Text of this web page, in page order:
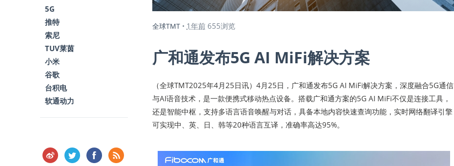
全球TMT • 1年前 655浏览
广和通发布5G AI MiFi解决方案
（全球TMT2025年4月25日讯）4月25日，广和通发布5G AI MiFi解决方案，深度融合5G通信
与AI语音技术，是一款便携式移动热点设备。搭载广和通方案的5G AI MiFi不仅是连接工具，
还是智能中枢，支持多语言语音唤醒与对话，具备本地内容快速查询功能，实时网络翻译引擎
可实现中、英、日、韩等20种语言互译，准确率高达95%。
5G
推特
索尼
TUV莱茵
小米
谷歌
台积电
软通动力